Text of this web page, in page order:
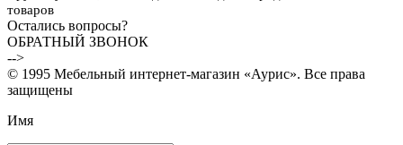
товаров
Остались вопросы?
ОБРАТНЫЙ ЗВОНОК
-->
© 1995 Мебельный интернет-магазин «Аурис». Все права
защищены
Имя